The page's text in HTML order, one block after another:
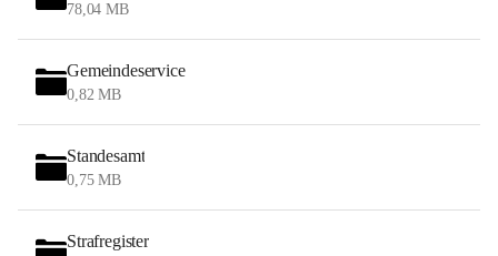
78,04 MB
Gemeindeservice
0,82 MB
Standesamt
0,75 MB
Strafregister